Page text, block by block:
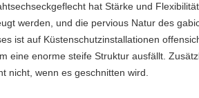
hat Stärke und
werden, und die pervious Natur des
ist auf Küstenschutzinstallationen
eine enorme steife Struktur ausfällt.
nicht, wenn es geschnitten wird.